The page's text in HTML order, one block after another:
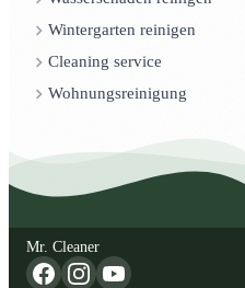
Wintergarten reinigen
Cleaning service
Wohnungsreinigung
Mr. Cleaner